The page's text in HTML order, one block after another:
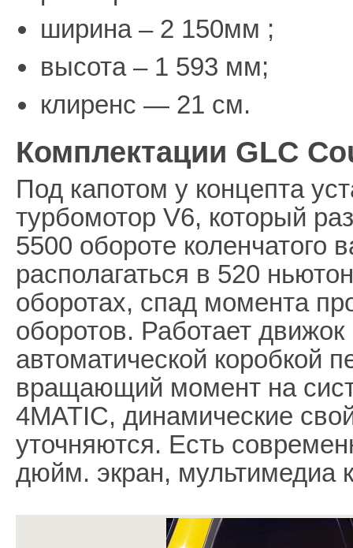
ширина – 2 150мм ;
высота – 1 593 мм;
клиренс — 21 см.
Комплектации GLC
Под капотом у концепта
турбомотор V6, который
5500 обороте коленчатого
располагаться в 520
оборотах, спад момента
оборотов. Работает
автоматической коробкой
вращающий момент на
4MATIC, динамические
уточняются. Есть
дюйм. экран, мультимедиа